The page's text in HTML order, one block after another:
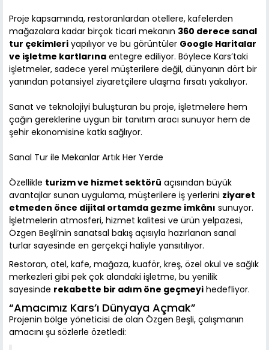
Proje kapsamında, restoranlardan otellere, kafelerden
mağazalara kadar birçok ticari mekanın 360 derece sanal
tur çekimleri yapılıyor ve bu görüntüler Google Haritalar
ve işletme kartlarına entegre ediliyor. Böylece Kars’taki
işletmeler, sadece yerel müşterilere değil, dünyanın dört bir
yanından potansiyel ziyaretçilere ulaşma fırsatı yakalıyor.
Sanat ve teknolojiyi buluşturan bu proje, işletmelere hem
çağın gereklerine uygun bir tanıtım aracı sunuyor hem de
şehir ekonomisine katkı sağlıyor.
Sanal Tur ile Mekanlar Artık Her Yerde
Özellikle turizm ve hizmet sektörü açısından büyük
avantajlar sunan uygulama, müşterilere iş yerlerini ziyaret
etmeden önce dijital ortamda gezme imkânı sunuyor.
İşletmelerin atmosferi, hizmet kalitesi ve ürün yelpazesi,
Özgen Beşli’nin sanatsal bakış açısıyla hazırlanan sanal
turlar sayesinde en gerçekçi haliyle yansıtılıyor.
Restoran, otel, kafe, mağaza, kuaför, kreş, özel okul ve sağlık
merkezleri gibi pek çok alandaki işletme, bu yenilik
sayesinde rekabette bir adım öne geçmeyi hedefliyor.
“Amacımız Kars’ı Dünyaya Açmak”
Projenin bölge yöneticisi de olan Özgen Beşli, çalışmanın
amacını şu sözlerle özetledi: